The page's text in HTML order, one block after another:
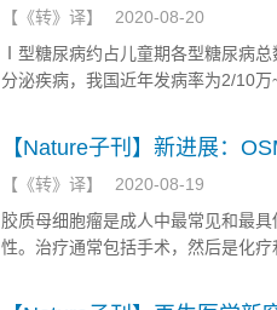
【 《转》译】
2020-08-20
Ⅰ型糖尿病约占儿童期各型糖尿病
分泌疾病，我国近年发病率为2/10
胞中产生的人类胰岛样类器官可逃
【Nature子刊】新进展：
【 《转》译】
2020-08-19
胶质母细胞瘤是成人中最常见和最
性。治疗通常包括手术，然后是化
一项研究表明，OSMR基因可对抗